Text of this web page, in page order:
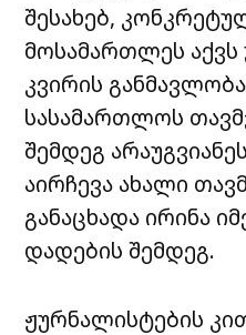
შესახებ,
მოსამართლეს
კვირის
სასამართლოს
შემდეგ
აირჩევა ახალი
განაცხადა ირინა
დადების შემდეგ.
ჟურნალისტების